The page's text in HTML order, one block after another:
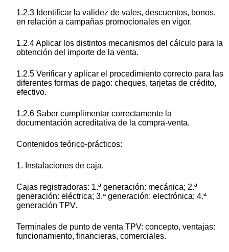
1.2.3 Identificar la validez de vales, descuentos, bonos,
en relación a campañas promocionales en vigor.
1.2.4 Aplicar los distintos mecanismos del cálculo para la
obtención del importe de la venta.
1.2.5 Verificar y aplicar el procedimiento correcto para las
diferentes formas de pago: cheques, tarjetas de crédito,
efectivo.
1.2.6 Saber cumplimentar correctamente la
documentación acreditativa de la compra-venta.
Contenidos teórico-prácticos:
1. Instalaciones de caja.
Cajas registradoras: 1.ª generación: mecánica; 2.ª
generación: eléctrica; 3.ª generación: electrónica; 4.ª
generación TPV.
Terminales de punto de venta TPV: concepto, ventajas:
funcionamiento, financieras, comerciales.